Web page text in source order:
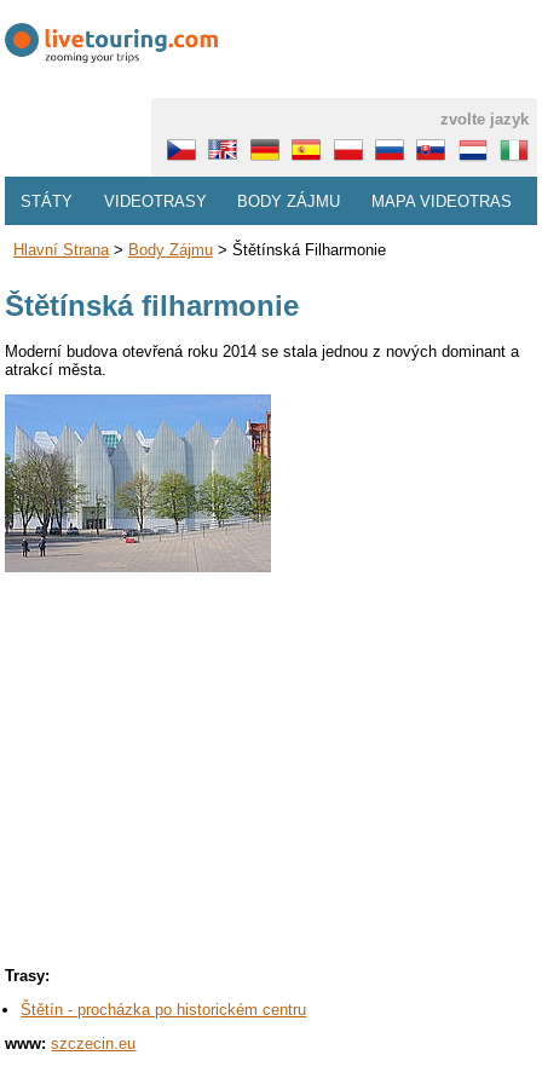
zvolte jazyk
STÁTY VIDEOTRASY BODY ZÁJMU MAPA VIDEOTRAS
Hlavní Strana> Body Zájmu> Štětínská Filharmonie
Štětínská filharmonie
Moderní budova otevřená roku 2014 se stala jednou z nových dominant a
atrakcí města.
Trasy:
Štětín - procházka po historickém centru
www: szczecin.eu